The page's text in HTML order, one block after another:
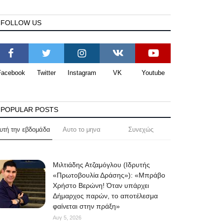
FOLLOW US
Twitter Instagram VK Youtube
POPULAR POSTS
την εβδομάδα Αυτο το μηνα Συνεχώς
Μιλτιάδης Ατζαμόγλου (Ιδρυτής
«Πρωτοβουλία Δράσης»): «Μπράβο
Χρήστο Βερώνη! Όταν υπάρχει
Δήμαρχος παρών, το αποτέλεσμα
φαίνεται στην πράξη»
Αυγ 5, 2026